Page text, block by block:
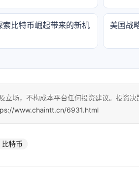
索比特币崛起带来的新机
美国战
立场，不构成本平台任何投资建议。投资决
www.chaintt.cn/6931.html
比特币